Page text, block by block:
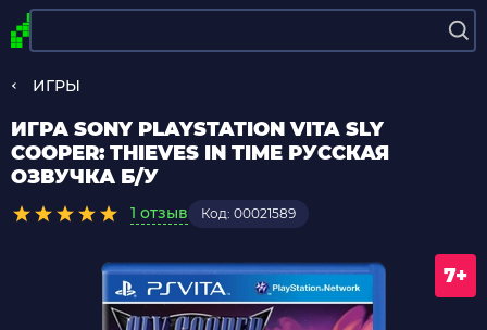
ИГРЫ
ИГРА SONY PLAYSTATION VITA SLY
COOPER: THIEVES IN TIME РУССКАЯ
ОЗВУЧКА Б/У
1 отзыв Код: 00021589
7+